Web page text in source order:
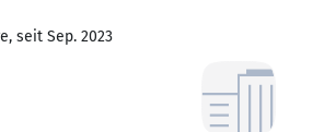
seit Sep. 2023